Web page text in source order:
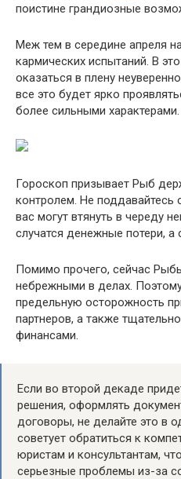
поистине грандиозные
Меж тем в середине апреля
кармических испытаний. В
оказаться в плену
все это будет ярко
более сильными характерами.
Гороскоп призывает Рыб
контролем. Не поддавайтесь
вас могут втянуть в череду
случатся денежные потери, а
Помимо прочего, сейчас
небрежными в делах.
предельную осторожность
партнеров, а также
финансами.
Если во второй декаде
решения, оформлять
договоры, не делайте это в
советует обратиться к
юристам и консультантам,
серьезные проблемы из-за